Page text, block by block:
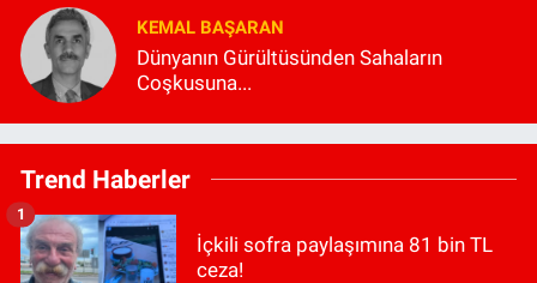
KEMAL BAŞARAN
Dünyanın Gürültüsünden Sahaların
Coşkusuna...
Trend Haberler
İçkili sofra paylaşımına 81 bin TL
ceza!
1